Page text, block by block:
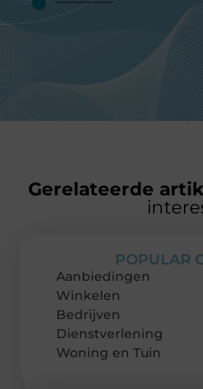
Gerelateerde
POPULAR
Aanbiedingen
Winkelen
Bedrijven
Dienstverlening
Woning en Tuin